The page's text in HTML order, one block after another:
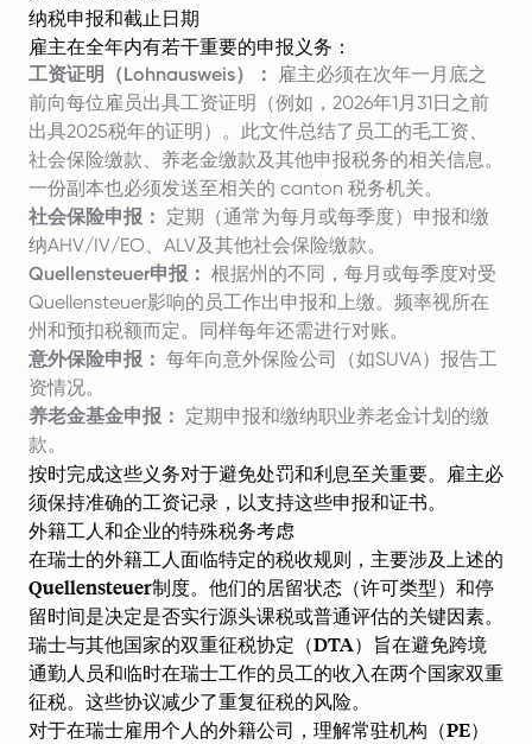
纳税申报和截止日期
雇主在全年内有若干重要的申报义务：
工资证明（Lohnausweis）：
雇主必须在次年一月底之
前向每位雇员出具工资证明（例如，2026年1月31日之前
出具2025税年的证明）。此文件总结了员工的毛工资、
社会保险缴款、养老金缴款及其他申报税务的相关信息。
一份副本也必须发送至相关的 canton 税务机关。
社会保险申报： 定期（通常为每月或每季度）申报和缴
纳AHV/IV/EO、ALV及其他社会保险缴款。
Quellensteuer申报： 根据州的不同，每月或每季度对受
Quellensteuer影响的员工作出申报和上缴。频率视所在
州和预扣税额而定。同样每年还需进行对账。
意外保险申报： 每年向意外保险公司（如SUVA）报告工
资情况。
养老金基金申报： 定期申报和缴纳职业养老金计划的缴
款。
按时完成这些义务对于避免处罚和利息至关重要。雇主必
须保持准确的工资记录，以支持这些申报和证书。
外籍工人和企业的特殊税务考虑
在瑞士的外籍工人面临特定的税收规则，主要涉及上述的
Quellensteuer制度。他们的居留状态（许可类型）和停
留时间是决定是否实行源头课税或普通评估的关键因素。
瑞士与其他国家的双重征税协定（DTA）旨在避免跨境
通勤人员和临时在瑞士工作的员工的收入在两个国家双重
征税。这些协议减少了重复征税的风险。
对于在瑞士雇用个人的外籍公司，理解常驻机构（PE）